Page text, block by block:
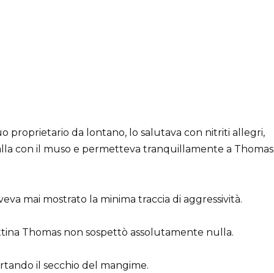
proprietario da lontano, lo salutava con nitriti allegri,
con il muso e permetteva tranquillamente a Thomas
mai mostrato la minima traccia di aggressività.
Thomas non sospettò assolutamente nulla.
il secchio del mangime.